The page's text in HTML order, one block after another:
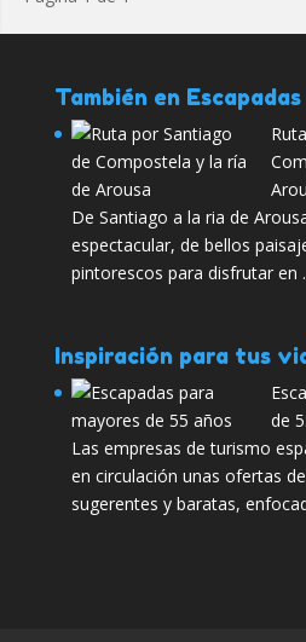
También en
De Santiago a la ria de
espectacular, de bellos
pintorescos para disfrutar en
Inspiración para tus
de
Las empresas de turismo
en circulación unas ofertas
sugerentes y baratas,